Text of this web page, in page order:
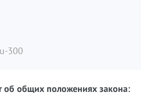
300
об общих положениях закона: